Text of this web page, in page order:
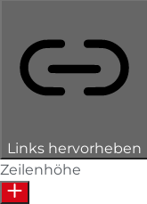
Links hervorheben
Zeilenhöhe